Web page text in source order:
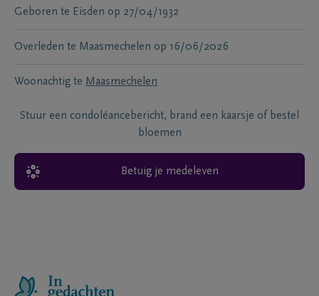
Geboren te Eisden op 27/04/1932
Overleden te Maasmechelen op 16/06/2026
Woonachtig te Maasmechelen
Stuur een condoléancebericht, brand een kaarsje of bestel
bloemen
Betuig je medeleven